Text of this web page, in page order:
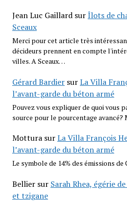
Jean Luc GaillardsurÎlots de
Sceaux
Merci pour cet article très
décideurs prennent en compte
villes. A Sceaux…
Gérard BardiersurLa Villa
l’avant-garde du béton armé
Pouvez vous expliquer de quoi vous
source pour le pourcentage avancé?
MotturasurLa Villa François
l’avant-garde du béton armé
Le symbole de 14% des émissions de
Belliersur Sarah Rhea, égérie
et tzigane